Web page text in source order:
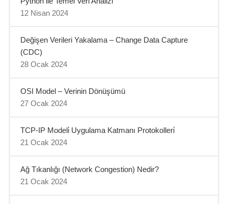
12 Nisan 2024
Değişen Verileri Yakalama – Change Data Capture
(CDC)
28 Ocak 2024
OSI Model – Verinin Dönüşümü
27 Ocak 2024
TCP-IP Modeli̇ Uygulama Katmanı Protokolleri̇
21 Ocak 2024
Ağ Tıkanlığı (Network Congestion) Nedir?
21 Ocak 2024